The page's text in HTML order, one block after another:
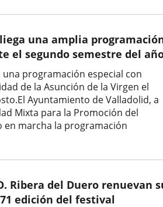
una amplia
el segundo semestre del
programación especial con
de la Asunción de la Virgen el
Ayuntamiento de Valladolid, a
Mixta para la Promoción del
en marcha la programación
Ribera del Duero renuevan
edición del festival